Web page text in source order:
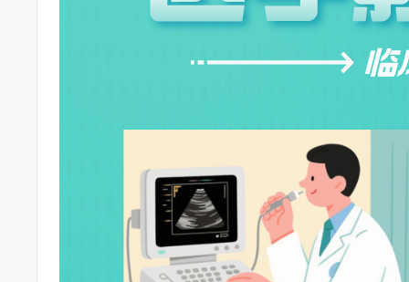
为考生办实事——河南省2024年全国普通高校招生志愿填报咨询会圆满举行